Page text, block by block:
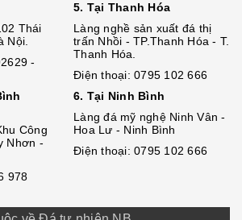
Thái
Nội.
-
Công
Nhơn -
978
5. Tại Thanh Hóa
Làng nghề sản xuất đá thị
trấn Nhồi - TP.Thanh Hóa - T.
Thanh Hóa.
Điện thoại: 0795 102 666
6. Tại Ninh Bình
Làng đá mỹ nghệ Ninh Vân -
Hoa Lư - Ninh Bình
Điện thoại: 0795 102 666